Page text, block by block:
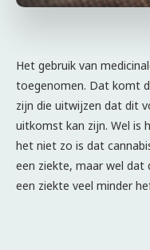
Het gebruik van
toegenomen. Dat komt
zijn die uitwijzen dat dit
uitkomst kan zijn. Wel is
het niet zo is dat
een ziekte, maar wel dat
een ziekte veel minder